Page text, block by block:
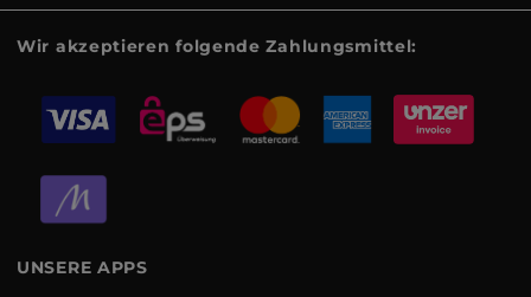
Wir akzeptieren folgende Zahlungsmittel:
UNSERE APPS